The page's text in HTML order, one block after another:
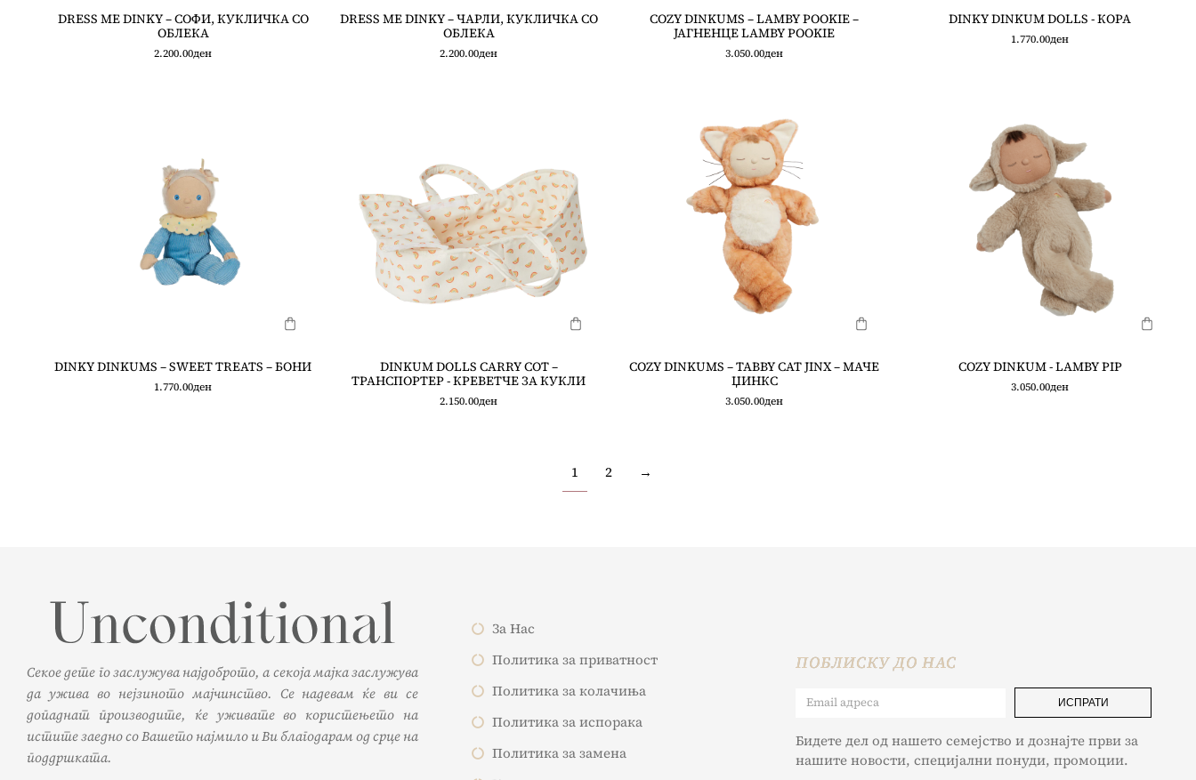
DRESS ME DINKY – СОФИ, КУКЛИЧКА СО
ОБЛЕКА
2.200.00ден
DRESS ME DINKY – ЧАРЛИ, КУКЛИЧКА СО
ОБЛЕКА
2.200.00ден
COZY DINKUMS – LAMBY POOKIE –
ЈАГНЕНЦЕ LAMBY POOKIE
3.050.00ден
DINKY DINKUM DOLLS - КОРА
1.770.00ден
DINKY DINKUMS – SWEET TREATS – БОНИ
1.770.00ден
DINKUM DOLLS CARRY COT –
ТРАНСПОРТЕР - КРЕВЕТЧЕ ЗА КУКЛИ
2.150.00ден
COZY DINKUMS – TABBY CAT JINX – МАЧЕ
ЏИНКС
3.050.00ден
COZY DINKUM - LAMBY PIP
3.050.00ден
1 2 →
Секое дете го заслужува најдоброто, а секоја мајка заслужува
да ужива во нејзиното мајчинство. Се надевам ќе ви се
допаднат производите, ќе уживате во користењето на
истите заедно со Вашето најмило и Ви благодарам од срце на
поддршката.
За Нас
Политика за приватност
Политика за колачиња
Политика за испорака
Политика за замена
ПОБЛИСКУ ДО НАС
ИСПРАТИ
Бидете дел од нашето семејство и дознајте први за
нашите новости, специјални понуди, промоции.